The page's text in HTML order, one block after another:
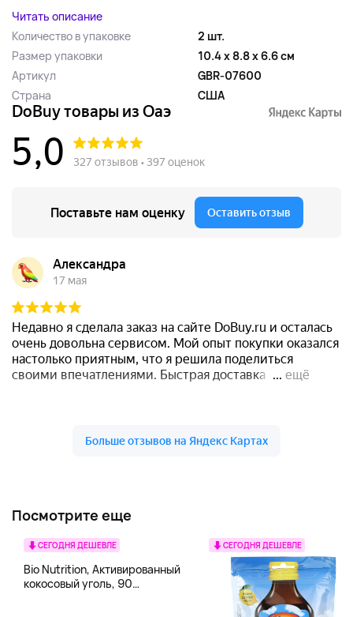
Читать описание
Количество в упаковке
2 шт.
Размер упаковки
10.4 x 8.8 x 6.6 см
Артикул
GBR-07600
Страна
США
Посмотрите еще
СЕГОДНЯ ДЕШЕВЛЕ
Bio Nutrition, Активированный
кокосовый уголь, 90
СЕГОДНЯ ДЕШЕВЛЕ